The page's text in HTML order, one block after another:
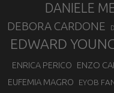
DANIELE
DEBORA CARDONE
EDWARD
ENRICA PERICO ENZO
EUFEMIA MAGRO EYOB